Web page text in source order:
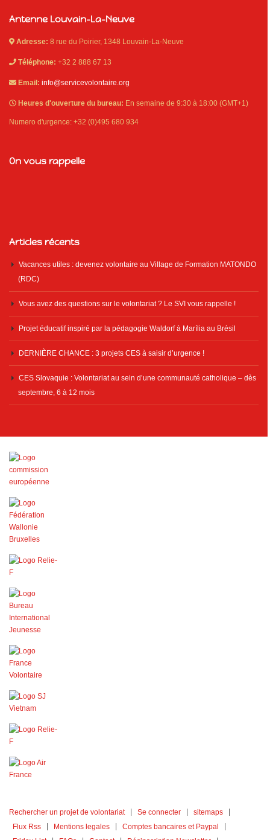
Antenne Louvain-La-Neuve
Adresse: 8 rue du Poirier, 1348 Louvain-La-Neuve
Téléphone: +32 2 888 67 13
Email: info@servicevolontaire.org
Heures d'ouverture du bureau: En semaine de 9:30 à 18:00 (GMT+1)
Numero d'urgence: +32 (0)495 680 934
On vous rappelle
Articles récents
Vacances utiles : devenez volontaire au Village de Formation MATONDO
(RDC)
Vous avez des questions sur le volontariat ? Le SVI vous rappelle !
Projet éducatif inspiré par la pédagogie Waldorf à Marília au Brésil
DERNIÈRE CHANCE : 3 projets CES à saisir d’urgence !
CES Slovaquie : Volontariat au sein d’une communauté catholique – dès
septembre, 6 à 12 mois
Rechercher un projet de volontariat Se connecter
sitemaps
Flux Rss
Mentions legales
Comptes bancaires et Paypal